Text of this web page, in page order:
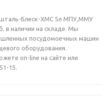
Блеск-ХМС 5л МПУ,ММУ
в наличии на складе. Мы
посудомоечных машин
оборудования.
on-line на сайте или
15.